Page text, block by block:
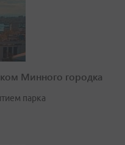
Минного городка
парка